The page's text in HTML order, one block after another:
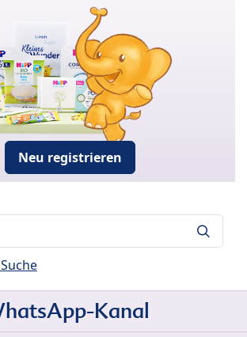
Neu registrieren
Kanal